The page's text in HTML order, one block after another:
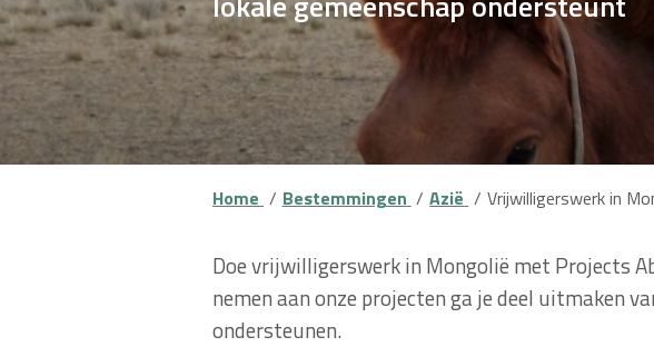
Home Bestemmingen Azië Vrijwilligerswerk in
Doe vrijwilligerswerk in Mongolië met Projects
nemen aan onze projecten ga je deel uitmaken
ondersteunen.